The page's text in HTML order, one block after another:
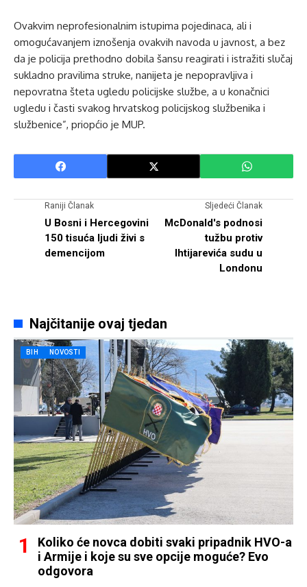
Ovakvim neprofesionalnim istupima pojedinaca, ali i
omogućavanjem iznošenja ovakvih navoda u javnost, a bez
da je policija prethodno dobila šansu reagirati i istražiti slučaj
sukladno pravilima struke, nanijeta je nepopravljiva i
nepovratna šteta ugledu policijske službe, a u konačnici
ugledu i časti svakog hrvatskog policijskog službenika i
službenice”, priopćio je MUP.
Raniji Članak
U Bosni i Hercegovini
150 tisuća ljudi živi s
demencijom
Sljedeći Članak
McDonald's podnosi
tužbu protiv
Ihtijarevića sudu u
Londonu
Najčitanije ovaj tjedan
BIH NOVOSTI
Koliko će novca dobiti svaki pripadnik HVO-a
i Armije i koje su sve opcije moguće? Evo
odgovora